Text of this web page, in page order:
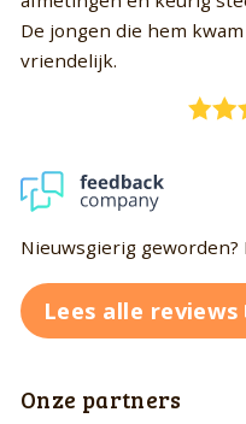
Nieuwsgierig geworden?
Lees alle reviews
Onze partners